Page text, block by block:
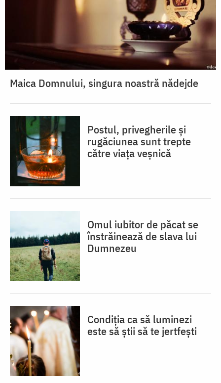
Maica Domnului, singura noastră nădejde
Postul, privegherile și
rugăciunea sunt trepte
către viața veșnică
Omul iubitor de păcat se
înstrăinează de slava lui
Dumnezeu
Condiția ca să luminezi
este să știi să te jertfești